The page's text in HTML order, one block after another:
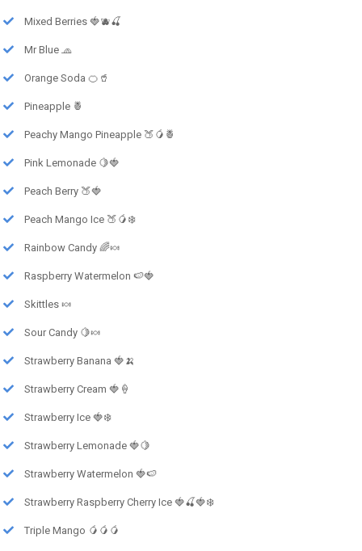
Mixed Berries 🍓🫐🍒
Mr Blue 🧢
Orange Soda 🍊🥤
Pineapple 🍍
Peachy Mango Pineapple 🍑🥭🍍
Pink Lemonade 🍋🍓
Peach Berry 🍑🍓
Peach Mango Ice 🍑🥭❄️
Rainbow Candy 🌈🍬
Raspberry Watermelon 🍉🍓
Skittles 🍬
Sour Candy 🍋🍬
Strawberry Banana 🍓🍌
Strawberry Cream 🍓🍦
Strawberry Ice 🍓❄️
Strawberry Lemonade 🍓🍋
Strawberry Watermelon 🍓🍉
Strawberry Raspberry Cherry Ice 🍓🍒🍓❄️
Triple Mango 🥭🥭🥭